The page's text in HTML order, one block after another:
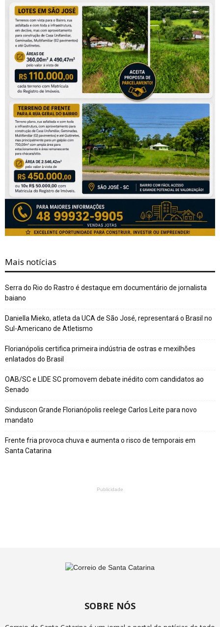
Mais notícias
Serra do Rio do Rastro é destaque em documentário de jornalista
baiano
Daniella Mieko, atleta da UCA de São José, representará o Brasil no
Sul-Americano de Atletismo
Florianópolis certifica primeira indústria de ostras e mexilhões
enlatados do Brasil
OAB/SC e LIDE SC promovem debate inédito com candidatos ao
Senado
Sinduscon Grande Florianópolis reelege Carlos Leite para novo
mandato
Frente fria provoca chuva e aumenta o risco de temporais em
Santa Catarina
Publicidade
SOBRE NÓS